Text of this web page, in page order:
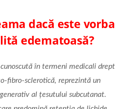
dacă este vorba
edematoasă?
în termeni medicali drept
‑fibro‑sclerotică, reprezintă un
al țesutului subcutanat.